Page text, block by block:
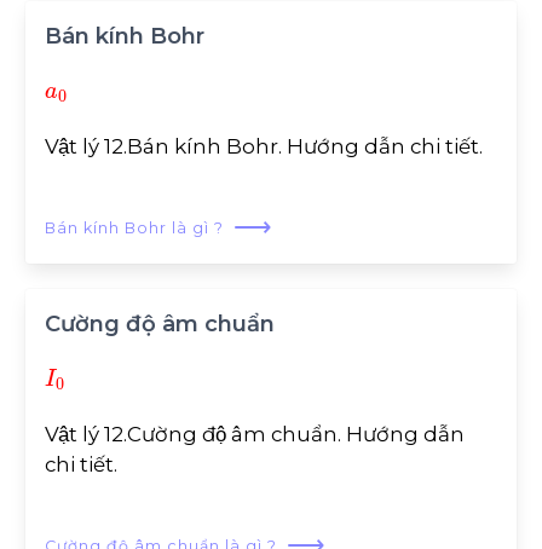
Bán kính Bohr
Vật lý 12.Bán kính Bohr. Hướng dẫn chi tiết.
Bán kính Bohr là gì ? ⟶
Cường độ âm chuẩn
I0
Vật lý 12.Cường độ âm chuẩn. Hướng dẫn
chi tiết.